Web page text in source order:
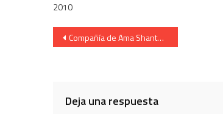
2010
Navegación
Compañía de Ama Shantalen Cantinera Amaia Genua Iglesia 2011
Deja una respuesta